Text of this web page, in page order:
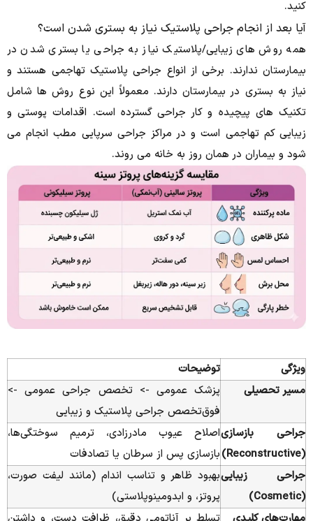
کنید.
آیا بعد از انجام جراحی پلاستیک نیاز به بستری شدن است؟
همه روش های زیبایی/پلاستیک نیاز به جراحی یا بستری شدن در
بیمارستان ندارند. برخی از انواع جراحی پلاستیک تهاجمی هستند و
نیاز به بستری در بیمارستان دارند. معمولاً این نوع روش ها شامل
تکنیک های پیچیده و کار جراحی گسترده است. اقدامات پوستی و
زیبایی کم تهاجمی است و در مراکز جراحی سرپایی مطب انجام می
شود و بیماران در همان روز به خانه می روند.
ویژگی
توضیحات
مسیر تحصیلی
پزشک عمومی -> تخصص جراحی عمومی ->
فوق‌تخصص جراحی پلاستیک و زیبایی
جراحی بازسازی
(Reconstructive)
اصلاح عیوب مادرزادی، ترمیم سوختگی‌ها،
بازسازی پس از سرطان یا تصادفات
جراحی زیبایی
(Cosmetic)
بهبود ظاهر و تناسب اندام (مانند لیفت صورت،
پروتز، و ابدومینوپلاستی)